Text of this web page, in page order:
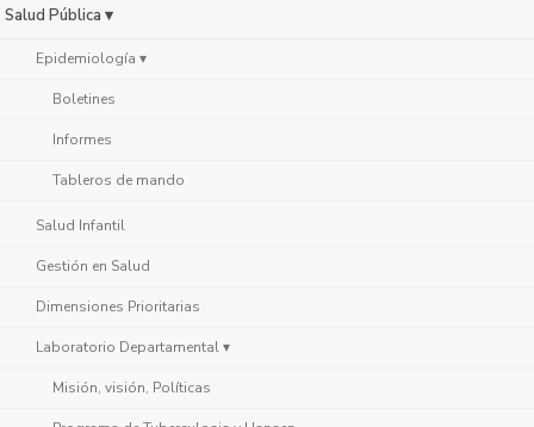
Salud Pública ▾
Epidemiología ▾
Boletines
Informes
Tableros de mando
Salud Infantil
Gestión en Salud
Dimensiones Prioritarias
Laboratorio Departamental ▾
Misión, visión, Políticas